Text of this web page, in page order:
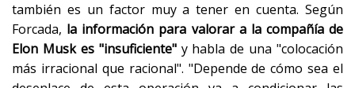
también es un factor muy a tener en cuenta. Según
Forcada, la información para valorar a la compañía de
Elon Musk es "insuficiente"y habla de una "colocación
más irracional que racional". "Depende de cómo sea el